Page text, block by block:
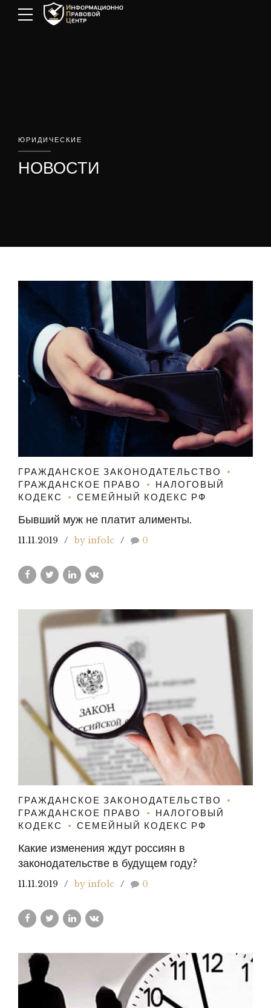
ЮРИДИЧЕСКИЕ
НОВОСТИ
ГРАЖДАНСКОЕ ЗАКОНОДАТЕЛЬСТВО
ГРАЖДАНСКОЕ ПРАВО
НАЛОГОВЫЙ
КОДЕКС
СЕМЕЙНЫЙ КОДЕКС РФ
Бывший муж не платит алименты.
11.11.2019 by infolc 0
ГРАЖДАНСКОЕ ЗАКОНОДАТЕЛЬСТВО
ГРАЖДАНСКОЕ ПРАВО
НАЛОГОВЫЙ
КОДЕКС
СЕМЕЙНЫЙ КОДЕКС РФ
Какие изменения ждут россиян в
законодательстве в будущем году?
11.11.2019 by infolc 0